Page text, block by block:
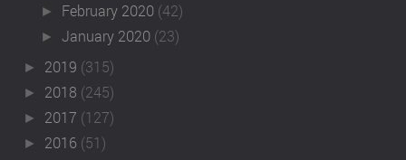
► February 2020 (42)
►January 2020 (23)
► 2019 (315)
► 2018 (245)
► 2017 (127)
► 2016 (51)